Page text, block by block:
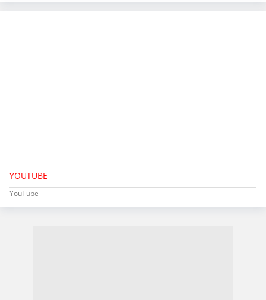
YOUTUBE
YouTube